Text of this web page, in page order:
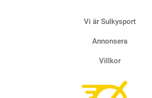
Vi är Sulkysport
Annonsera
Villkor